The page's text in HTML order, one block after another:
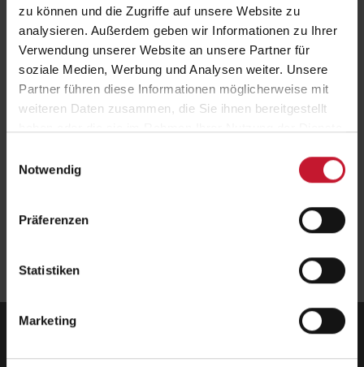
zu können und die Zugriffe auf unsere Website zu
analysieren. Außerdem geben wir Informationen zu Ihrer
Verwendung unserer Website an unsere Partner für
soziale Medien, Werbung und Analysen weiter. Unsere
Partner führen diese Informationen möglicherweise mit
weiteren Daten zusammen, die Sie ihnen bereitgestellt
Notwendig
Präferenzen
Statistiken
Marketing
Fakten
Ort
Berlin
21.11.2026, 11:00 Uhr
Jetzt anmelden
Gesundheitsmanagement GmbH